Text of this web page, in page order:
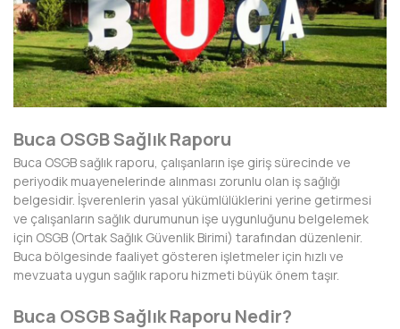
AFYONKARAHİSAR
AĞRI
AKSARAY
ANTALYA
ARDAHAN
ARTVİN
AYDIN
BALIKESİR
Buca OSGB Sağlık Raporu
Buca OSGB sağlık raporu, çalışanların işe giriş sürecinde ve
periyodik muayenelerinde alınması zorunlu olan iş sağlığı
belgesidir. İşverenlerin yasal yükümlülüklerini yerine getirmesi
ve çalışanların sağlık durumunun işe uygunluğunu belgelemek
için OSGB (Ortak Sağlık Güvenlik Birimi) tarafından düzenlenir.
Buca bölgesinde faaliyet gösteren işletmeler için hızlı ve
mevzuata uygun sağlık raporu hizmeti büyük önem taşır.
Buca OSGB Sağlık Raporu Nedir?